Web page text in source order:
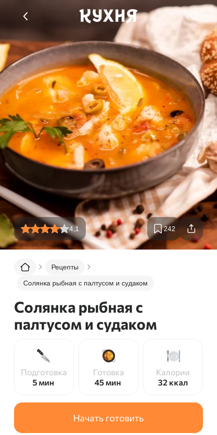
4,1 242
Рецепты
Солянка рыбная с палтусом и судаком
Солянка рыбная с
палтусом и судаком
Подготовка
5 мин
Готовка
45 мин
Калории
32 ккал
Начать готовить